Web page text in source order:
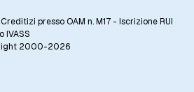
presso OAM n. M17 - Iscrizione RUI
IVASS
2000-2026